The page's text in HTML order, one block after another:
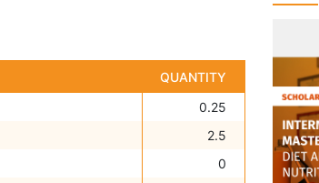
QUANTITY
0.25
2.5
0